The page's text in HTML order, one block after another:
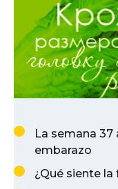
La semana
embarazo
¿Qué siente